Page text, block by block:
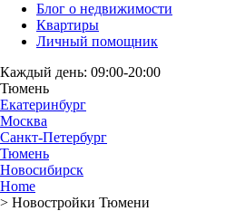
Блог о недвижимости
Квартиры
Личный помощник
Каждый день: 09:00-20:00
Тюмень
Екатеринбург
Москва
Санкт-Петербург
Тюмень
Новосибирск
Home
> Новостройки Тюмени